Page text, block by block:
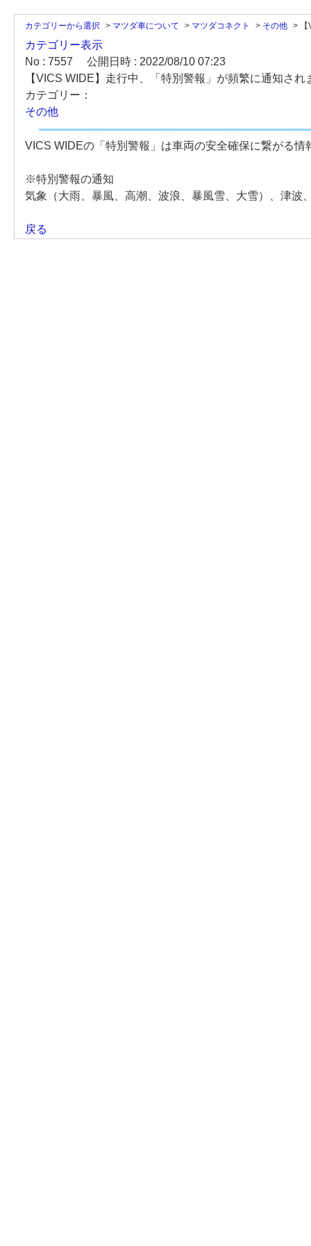
カテゴリーから選択 > マツダ車について > マツダコネクト > その他 >
カテゴリー表示
No : 7557
公開日時 : 2022/08/10 07:23
【VICS WIDE】走行中、「特別警報」が頻繁に通知さ
カテゴリー：
その他
VICS WIDEの「特別警報」は車両の安全確保に繋がる
※特別警報の通知
気象（大雨、暴風、高潮、波浪、暴風雪、大雪）、津波
戻る